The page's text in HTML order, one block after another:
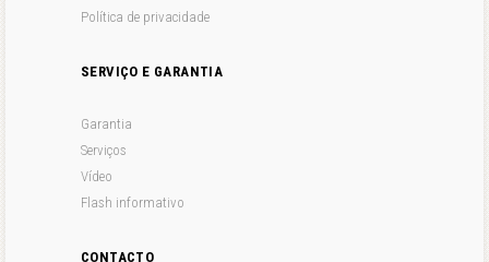
Política de privacidade
SERVIÇO E GARANTIA
Garantia
Serviços
Vídeo
Flash informativo
CONTACTO